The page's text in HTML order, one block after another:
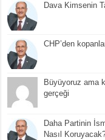
Dava Kimsenin
CHP’den
Büyüyoruz ama
gerçeği
Daha Partinin
Nasıl